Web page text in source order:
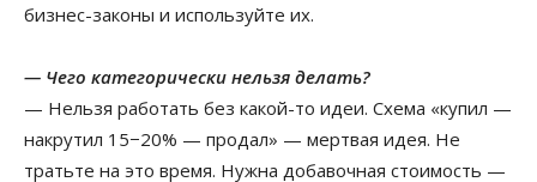
бизнес-законы и используйте их.
— Чего категорически нельзя делать?
— Нельзя работать без какой-то идеи. Схема «купил —
накрутил 15−20% — продал» — мертвая идея. Не
тратьте на это время. Нужна добавочная стоимость —